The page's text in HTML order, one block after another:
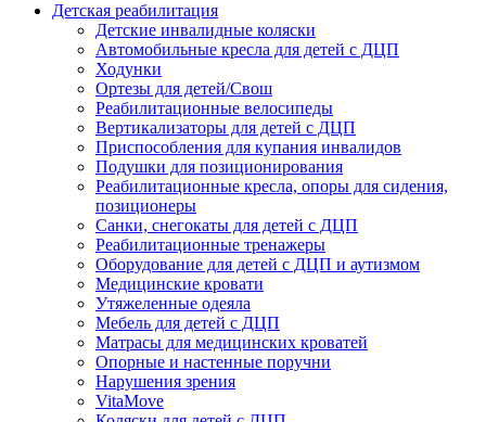
Детская реабилитация
Детские инвалидные коляски
Автомобильные кресла для детей с ДЦП
Ходунки
Ортезы для детей/Свош
Реабилитационные велосипеды
Вертикализаторы для детей с ДЦП
Приспособления для купания инвалидов
Подушки для позиционирования
Реабилитационные кресла, опоры для сидения,
позиционеры
Санки, снегокаты для детей с ДЦП
Реабилитационные тренажеры
Оборудование для детей с ДЦП и аутизмом
Медицинские кровати
Утяжеленные одеяла
Мебель для детей с ДЦП
Матрасы для медицинских кроватей
Опорные и настенные поручни
Нарушения зрения
VitaMove